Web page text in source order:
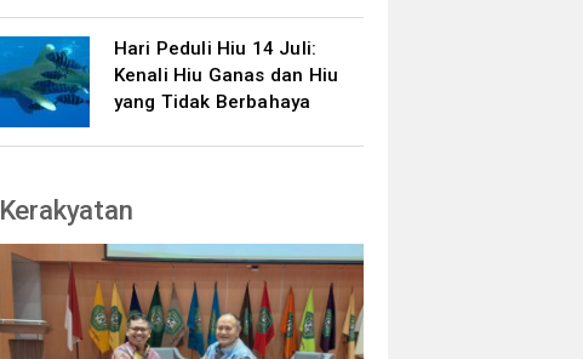
Hari Peduli Hiu 14 Juli:
Kenali Hiu Ganas dan Hiu
yang Tidak Berbahaya
Kerakyatan